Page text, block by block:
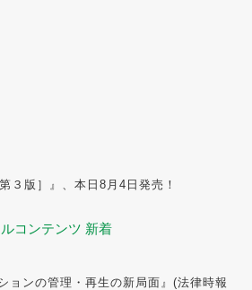
３版］』、本日8月4日発売！
コンテンツ 新着
ョンの管理・再生の新局面』(法律時報